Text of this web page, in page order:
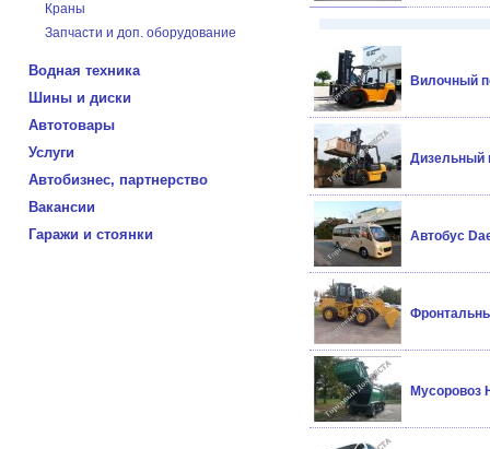
Краны
Запчасти и доп. оборудование
Водная техника
Шины и диски
Автотовары
Услуги
Автобизнес, партнерство
Вакансии
Гаражи и стоянки
Вилочный
Дизельный
Автобус
Мусоровоз